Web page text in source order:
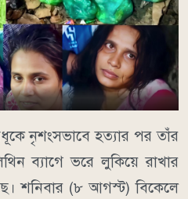
নৃশংসভাবে হত্যার পর তাঁর
ব্যাগে ভরে লুকিয়ে রাখার
শনিবার (৮ আগস্ট) বিকেলে